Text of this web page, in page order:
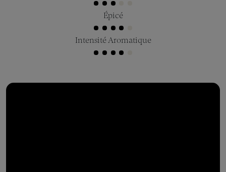
Épicé
Intensité Aromatique